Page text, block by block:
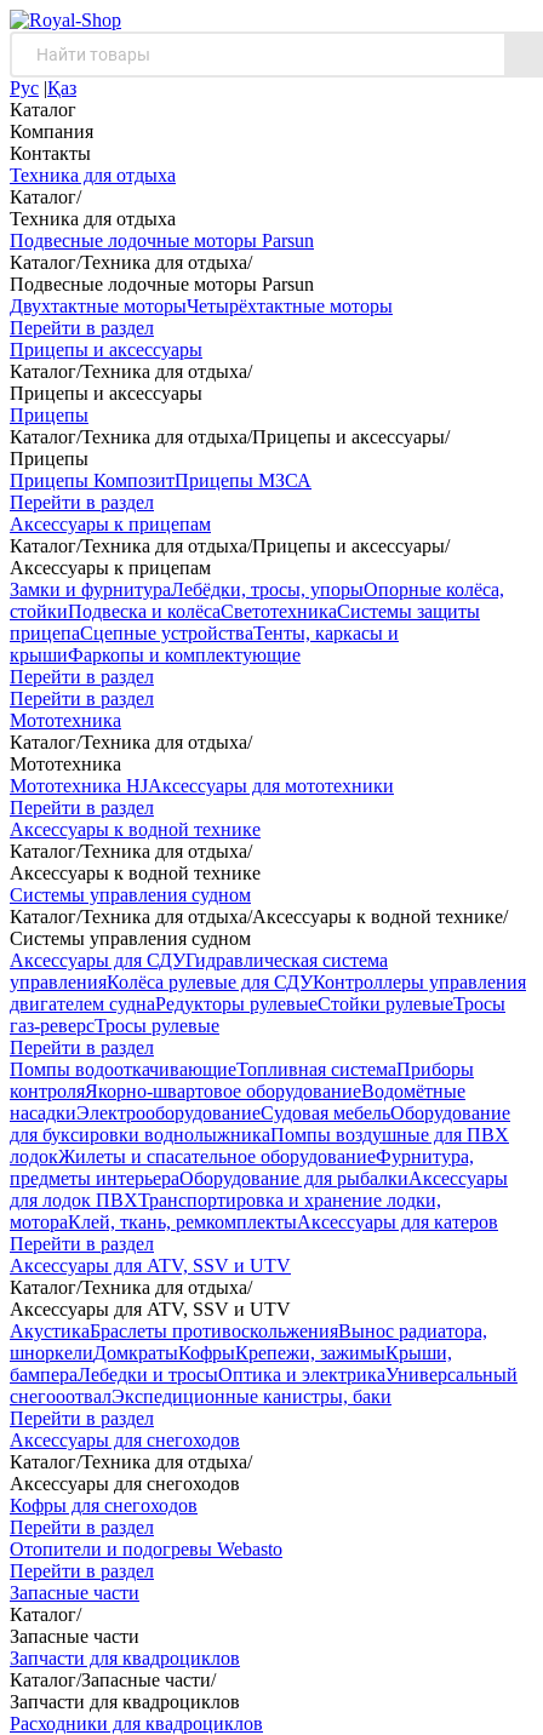
Рус |Қаз
Каталог
Компания
Контакты
Техника для отдыха
Каталог/
Техника для отдыха
Подвесные лодочные моторы Parsun
Каталог/Техника для отдыха/
Подвесные лодочные моторы Parsun
Двухтактные моторыЧетырёхтактные моторы
Перейти в раздел
Прицепы и аксессуары
Каталог/Техника для отдыха/
Прицепы и аксессуары
Прицепы
Каталог/Техника для отдыха/Прицепы и аксессуары/
Прицепы
Прицепы КомпозитПрицепы МЗСА
Перейти в раздел
Аксессуары к прицепам
Каталог/Техника для отдыха/Прицепы и аксессуары/
Аксессуары к прицепам
Замки и фурнитураЛебёдки, тросы, упорыОпорные колёса,
стойкиПодвеска и колёсаСветотехникаСистемы защиты
прицепаСцепные устройстваТенты, каркасы и
крышиФаркопы и комплектующие
Перейти в раздел
Перейти в раздел
Мототехника
Каталог/Техника для отдыха/
Мототехника
Мототехника HJАксессуары для мототехники
Перейти в раздел
Аксессуары к водной технике
Каталог/Техника для отдыха/
Аксессуары к водной технике
Системы управления судном
Каталог/Техника для отдыха/Аксессуары к водной технике/
Системы управления судном
Аксессуары для СДУГидравлическая система
управленияКолёса рулевые для СДУКонтроллеры управления
двигателем суднаРедукторы рулевыеСтойки рулевыеТросы
газ-реверсТросы рулевые
Перейти в раздел
Помпы водооткачивающиеТопливная системаПриборы
контроляЯкорно-швартовое оборудованиеВодомётные
насадкиЭлектрооборудованиеСудовая мебельОборудование
для буксировки воднолыжникаПомпы воздушные для ПВХ
лодокЖилеты и спасательное оборудованиеФурнитура,
предметы интерьераОборудование для рыбалкиАксессуары
для лодок ПВХТранспортировка и хранение лодки,
мотораКлей, ткань, ремкомплектыАксессуары для катеров
Перейти в раздел
Аксессуары для ATV, SSV и UTV
Каталог/Техника для отдыха/
Аксессуары для ATV, SSV и UTV
АкустикаБраслеты противоскольженияВынос радиатора,
шноркелиДомкратыКофрыКрепежи, зажимыКрыши,
бампераЛебедки и тросыОптика и электрикаУниверсальный
снегооотвалЭкспедиционные канистры, баки
Перейти в раздел
Аксессуары для снегоходов
Каталог/Техника для отдыха/
Аксессуары для снегоходов
Кофры для снегоходов
Перейти в раздел
Отопители и подогревы Webasto
Перейти в раздел
Запасные части
Каталог/
Запасные части
Запчасти для квадроциклов
Каталог/Запасные части/
Запчасти для квадроциклов
Расходники для квадроциклов